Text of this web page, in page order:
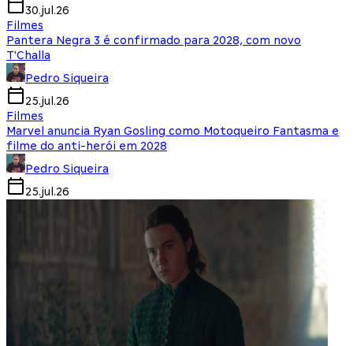
30.jul.26
Filmes
Pantera Negra 3 é confirmado para 2028, com novo
T'Challa
Pedro Siqueira
25.jul.26
Filmes
Marvel anuncia Ryan Gosling como Motoqueiro Fantasma e
filme do anti-herói em 2028
Pedro Siqueira
25.jul.26